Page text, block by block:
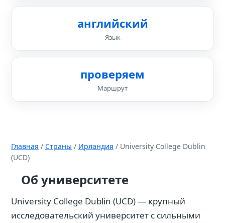
английский
Язык
проверяем
Маршрут
Главная / Страны / Ирландия / University College Dublin
(UCD)
Об университете
University College Dublin (UCD) — крупный
исследовательский университет с сильными